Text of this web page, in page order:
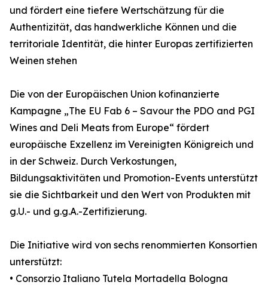
und fördert eine tiefere Wertschätzung für die
Authentizität, das handwerkliche Können und die
territoriale Identität, die hinter Europas zertifizierten
Weinen stehen
Die von der Europäischen Union kofinanzierte
Kampagne „The EU Fab 6 – Savour the PDO and PGI
Wines and Deli Meats from Europe“ fördert
europäische Exzellenz im Vereinigten Königreich und
in der Schweiz. Durch Verkostungen,
Bildungsaktivitäten und Promotion-Events unterstützt
sie die Sichtbarkeit und den Wert von Produkten mit
g.U.- und g.g.A.-Zertifizierung.
Die Initiative wird von sechs renommierten Konsortien
unterstützt:
• Consorzio Italiano Tutela Mortadella Bologna